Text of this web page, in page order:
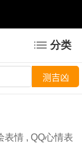
分类
表情 , QQ心情表